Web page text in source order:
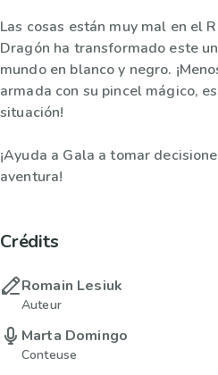
Las cosas están muy mal en el
Dragón ha transformado este
mundo en blanco y negro.
armada con su pincel mágico,
situación!
¡Ayuda a Gala a tomar
aventura!
Crédits
Romain Lesiuk
Auteur
Marta Domingo
Conteuse